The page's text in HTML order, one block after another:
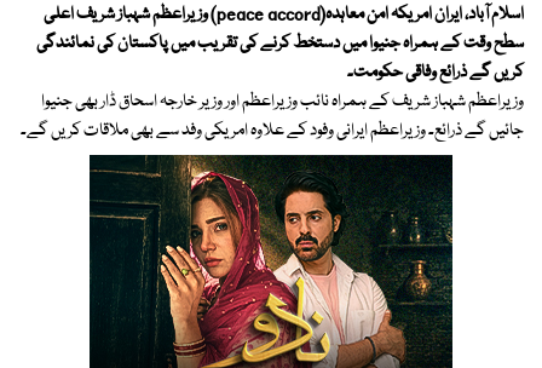
اسلام آباد، ایران امریکہ امن معاہدہ(peace accord) وزیراعظم شہباز شریف اعلی
سطح وقت کے ہمراہ جنیوا میں دستخط کرنے کی تقریب میں پاکستان کی نمائندگی
کریں گے ذرائع وفاقی حکومت۔
وزیراعظم شہباز شریف کے ہمراہ نائب وزیراعظم اور وزیر خارجہ اسحاق ڈار بھی جنیوا
جائیں گے ذرائع۔ وزیراعظم ایرانی وفود کے علاوہ امریکی وفد سے بھی ملاقات کریں گے۔